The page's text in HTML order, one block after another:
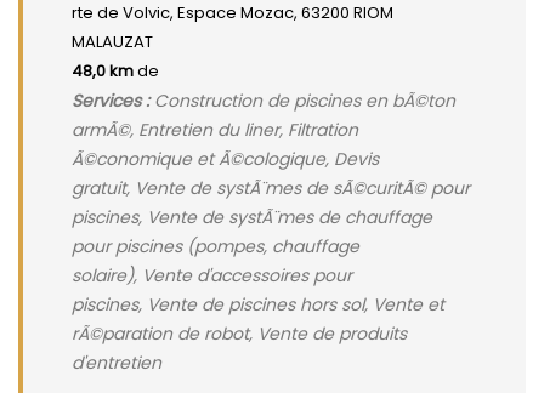
rte de Volvic, Espace Mozac, 63200 RIOM
MALAUZAT
48,0 kmde
Services :Construction de piscines en bÃ©ton
armÃ©, Entretien du liner, Filtration
Ã©conomique et Ã©cologique, Devis
gratuit, Vente de systÃ¨mes de sÃ©curitÃ© pour
piscines, Vente de systÃ¨mes de chauffage
pour piscines (pompes, chauffage
solaire), Vente d'accessoires pour
piscines, Vente de piscines hors sol, Vente et
rÃ©paration de robot, Vente de produits
d'entretien